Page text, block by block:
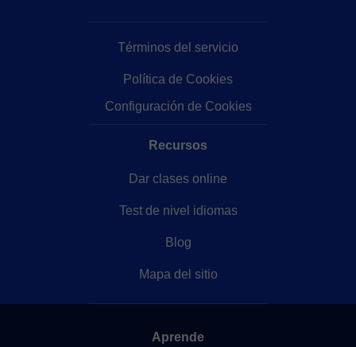
Términos del servicio
Política de Cookies
Configuración de Cookies
Recursos
Dar clases online
Test de nivel idiomas
Blog
Mapa del sitio
Aprende